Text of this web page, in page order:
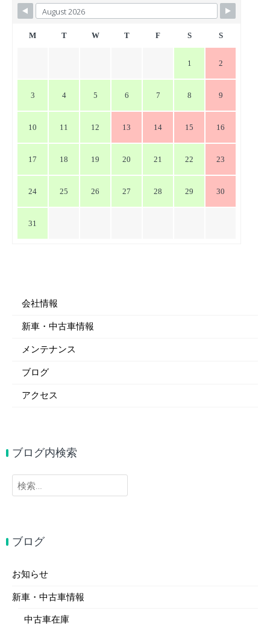
ゲ
M T W T F S S
1 2
3 4 5 6 7 8 9
10 11 12 13 14 15 16
17 18 19 20 21 22 23
24 25 26 27 28 29 30
31
会社情報
新車・中古車情報
メンテナンス
ブログ
アクセス
ブログ内検索
検
索:
ブログ
お知らせ
新車・中古車情報
中古車在庫